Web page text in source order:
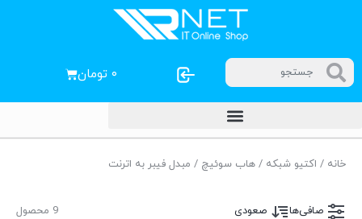
۰ تومان
خانه / اکتیو شبکه / هاب سوئیچ / مبدل فیبر به اترنت
9 محصول صافی‌ها صعودی